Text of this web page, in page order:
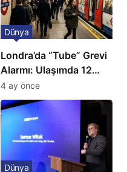
Londra’da “Tube” Grevi
Alarmı: Ulaşımda 12
Günlük Kaos Kapıda
Dünya
4 ay önce
Dünya